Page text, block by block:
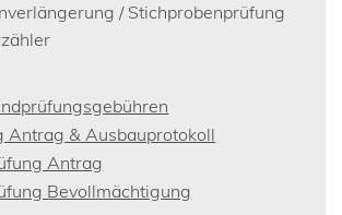
/ Stichprobenprüfung
Antrag & Ausbauprotokoll
Antrag
Bevollmächtigung